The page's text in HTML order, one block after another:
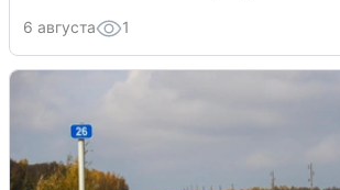
6 августа 1